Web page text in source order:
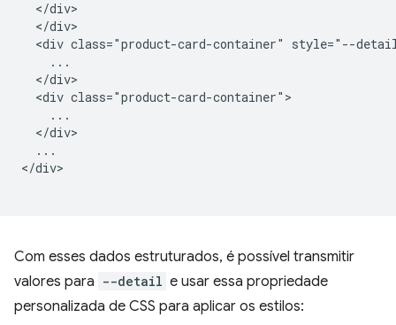
  </div>
  </div>
<div class="product-card-container" style="--
    ...
  </div>
  <div class="product-card-container">
    ...
  </div>
  ...
</div>
Com esses dados estruturados, é possível transmitir
valores para --detail e usar essa propriedade
personalizada de CSS para aplicar os estilos: